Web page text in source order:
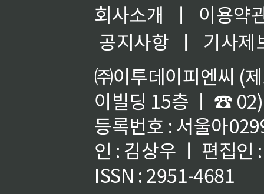
회사소개 ㅣ
이용약
공지사항
ㅣ
기사제
㈜이투데이피엔씨 (
이빌딩 15층 ㅣ ☎
등록번호 : 서울아
인 : 김상우 ㅣ 편집인
ISSN : 2951-4681